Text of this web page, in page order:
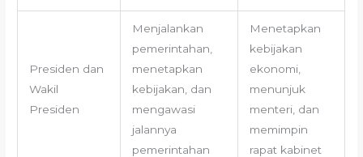
Presiden dan
Wakil
Presiden
Menjalankan
pemerintahan,
menetapkan
kebijakan, dan
mengawasi
jalannya
pemerintahan
Menetapkan
kebijakan
ekonomi,
menunjuk
menteri, dan
memimpin
rapat kabinet